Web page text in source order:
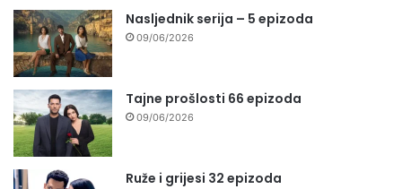
Nasljednik serija – 5 epizoda
09/06/2026
Tajne prošlosti 66 epizoda
09/06/2026
Ruže i grijesi 32 epizoda